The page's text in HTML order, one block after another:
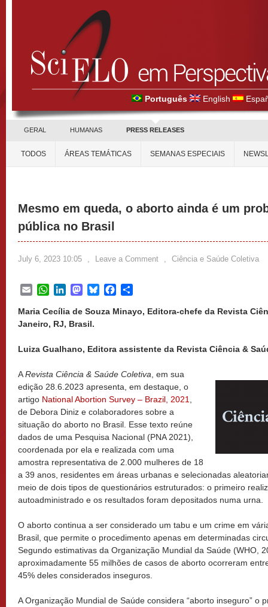
Português English
GERAL HUMANAS PRESS RELEASES
TODOS ÁREAS TEMÁTICAS SEMANAS ESPECIAIS
Mesmo em queda, o aborto ainda é um
pública no Brasil
July 6, 2023 10:05 , Leave a Comment , Ciência e Saúde Coletiva
EmailWhatsApp
LinkedInMastodon
BlueskyFacebook
Maria Cecília de Souza Minayo, Editora-chefe da Revista
Janeiro, RJ, Brasil.
Luiza Gualhano, Editora assistente da Revista Ciência &
ARevista Ciência & Saúde Coletiva , em sua
edição 28.6.2023 apresenta, em destaque, o
artigo National Abortion Survey – Brazil, 2021
de Debora Diniz e colaboradores sobre a
situação do aborto no Brasil. Esse texto reúne
dados de uma Pesquisa Nacional (PNA 2021),
coordenada por ela e realizada com uma
amostra representativa de 2.000 mulheres de 18
a 39 anos, residentes em áreas urbanas e selecionadas
meio de dois tipos de questionários estruturados: o primeiro
autoadministrado e os resultados foram depositados numa urna.
O aborto continua a ser considerado um tabu e um crime em
Brasil, que permite o procedimento apenas em determinadas
Segundo estimativas da Organização Mundial da Saúde (WHO,
aproximadamente 55 milhões de casos de aborto ocorreram
45% deles considerados inseguros.
A Organização Mundial de Saúde considera “aborto inseguro” o